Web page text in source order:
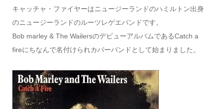
キャッチャ・ファイヤーはニュージーランドのハミルトン出身
のニュージーランドのルーツレゲエバンドです。
Bob marley & The WailersのデビューアルバムであるCatch a
fireにちなんで名付けられカバーバンドとして始まりました。